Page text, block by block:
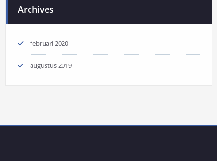
Archives
februari 2020
augustus 2019